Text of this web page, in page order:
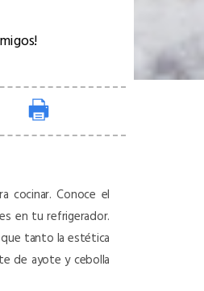
cocinar. Conoce el
en tu refrigerador.
que tanto la estética
de ayote y cebolla